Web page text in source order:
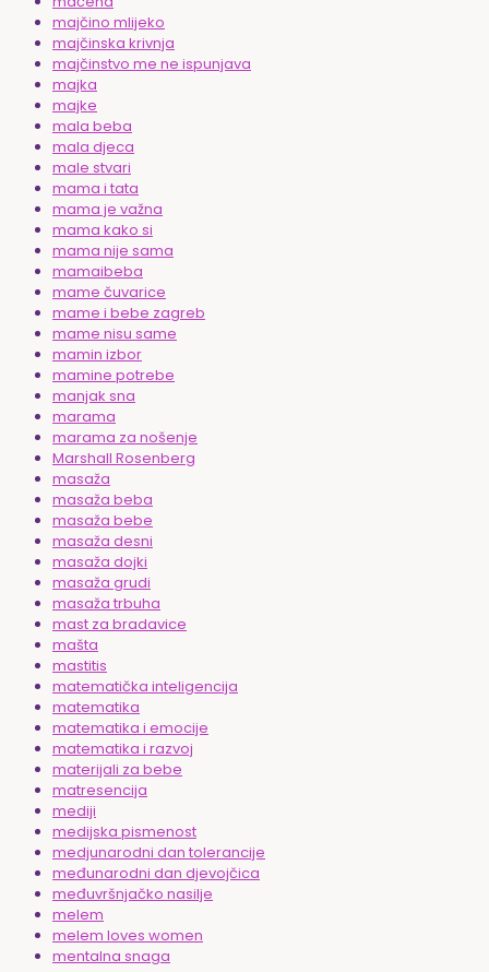
majčino mlijeko
majčinska krivnja
majčinstvo me ne ispunjava
majka
majke
mala beba
mala djeca
male stvari
mama i tata
mama je važna
mama kako si
mama nije sama
mamaibeba
mame čuvarice
mame i bebe zagreb
mame nisu same
mamin izbor
mamine potrebe
manjak sna
marama
marama za nošenje
Marshall Rosenberg
masaža
masaža beba
masaža bebe
masaža desni
masaža dojki
masaža grudi
masaža trbuha
mast za bradavice
mašta
mastitis
matematička inteligencija
matematika
matematika i emocije
matematika i razvoj
materijali za bebe
matresencija
mediji
medijska pismenost
medjunarodni dan tolerancije
međunarodni dan djevojčica
međuvršnjačko nasilje
melem
melem loves women
mentalna snaga